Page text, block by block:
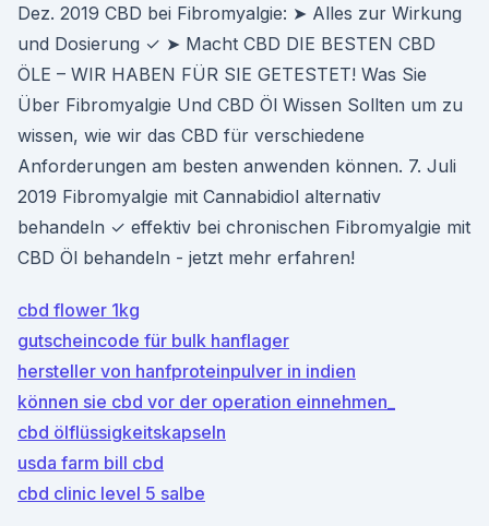
Dez. 2019 CBD bei Fibromyalgie: ➤ Alles zur Wirkung
und Dosierung ✓ ➤ Macht CBD DIE BESTEN CBD
ÖLE – WIR HABEN FÜR SIE GETESTET! Was Sie
Über Fibromyalgie Und CBD Öl Wissen Sollten um zu
wissen, wie wir das CBD für verschiedene
Anforderungen am besten anwenden können. 7. Juli
2019 Fibromyalgie mit Cannabidiol alternativ
behandeln ✓ effektiv bei chronischen Fibromyalgie mit
CBD Öl behandeln - jetzt mehr erfahren!
cbd flower 1kg
gutscheincode für bulk hanflager
hersteller von hanfproteinpulver in indien
können sie cbd vor der operation einnehmen_
cbd ölflüssigkeitskapseln
usda farm bill cbd
cbd clinic level 5 salbe